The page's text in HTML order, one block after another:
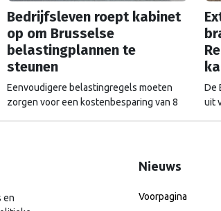
Bedrijfsleven roept kabinet
op om Brusselse
belastingplannen te
steunen
Eenvoudigere belastingregels moeten
zorgen voor een kostenbesparing van 8
De
uit
en
Nieuws
Voorpagina